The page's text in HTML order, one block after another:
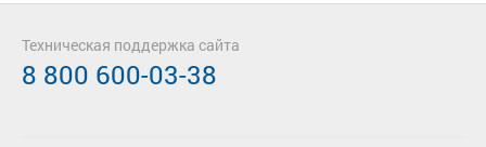
Техническая поддержка сайта
8 800 600-03-38